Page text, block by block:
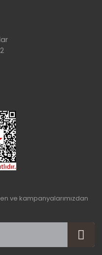
bilgiler bulunuyor.
bulunuyor.
daha pahalı.
olmalı.
ve kampanyalarımızdan